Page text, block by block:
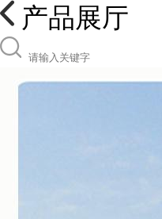
产品展厅